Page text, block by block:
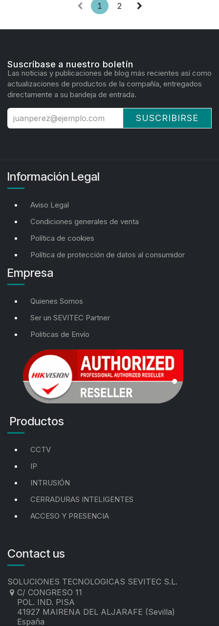
1 2
Suscríbase a nuestro boletín
Las noticias y publicaciones de blog más recientes así como
actualizaciones de productos de la compañía, entregados
directamente a su bandeja de entrada.
SUSCRIBIRSE
Información Legal
Aviso Legal
Condiciones generales de venta
Política de cookies
Política de protección de datos al consumidor
Empresa
Quienes Somos
Ser un SEVITEC Partner
Politicas de Envío
Productos
CCTV
IP
INTRUSIÓN
CERRADURAS INTELIGENTES
ACCESO Y PRESENCIA
Contact us
SOLUCIONES TECNOLOGICAS SEVITEC S.L.
C/ CONGRESO 11
POL. IND. PISA
41927 MAIRENA DEL ALJARAFE (Sevilla)
España